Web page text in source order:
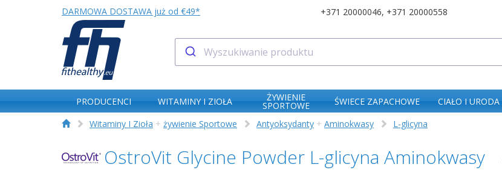
DARMOWA DOSTAWA już od €49* +371 20000046, +371 20000558
PRODUCENCI WITAMINY I ZIOŁA ŻYWIENIE
SPORTOWE ŚWIECE ZAPACHOWE CIAŁO I URODA
Witaminy I Zioła + żywienie Sportowe Antyoksydanty + Aminokwasy L-glicyna
OstroVit Glycine Powder L-glicyna Aminokwasy